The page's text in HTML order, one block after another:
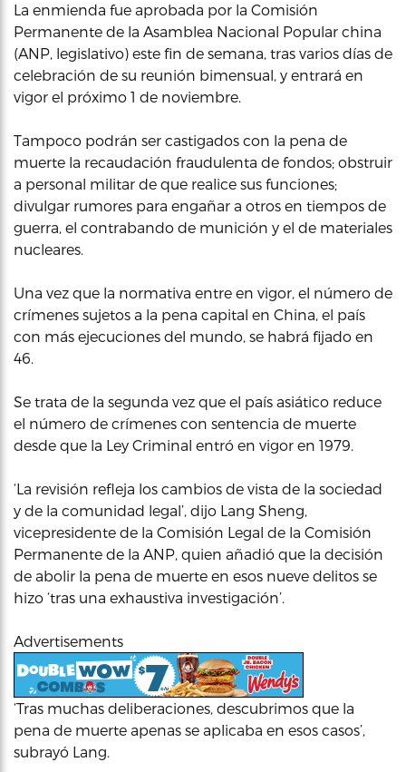
La enmienda fue aprobada por la Comisión
Permanente de la Asamblea Nacional Popular china
(ANP, legislativo) este fin de semana, tras varios días de
celebración de su reunión bimensual, y entrará en
vigor el próximo 1 de noviembre.
Tampoco podrán ser castigados con la pena de
muerte la recaudación fraudulenta de fondos; obstruir
a personal militar de que realice sus funciones;
divulgar rumores para engañar a otros en tiempos de
guerra, el contrabando de munición y el de materiales
nucleares.
Una vez que la normativa entre en vigor, el número de
crímenes sujetos a la pena capital en China, el país
con más ejecuciones del mundo, se habrá fijado en
46.
Se trata de la segunda vez que el país asiático reduce
el número de crímenes con sentencia de muerte
desde que la Ley Criminal entró en vigor en 1979.
‘La revisión refleja los cambios de vista de la sociedad
y de la comunidad legal’, dijo Lang Sheng,
vicepresidente de la Comisión Legal de la Comisión
Permanente de la ANP, quien añadió que la decisión
de abolir la pena de muerte en esos nueve delitos se
hizo ‘tras una exhaustiva investigación’.
Advertisements
‘Tras muchas deliberaciones, descubrimos que la
pena de muerte apenas se aplicaba en esos casos’,
subrayó Lang.